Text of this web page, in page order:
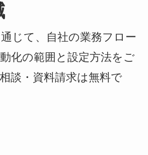
じて、自社の業務フロー
化の範囲と設定方法をご
談・資料請求は無料で